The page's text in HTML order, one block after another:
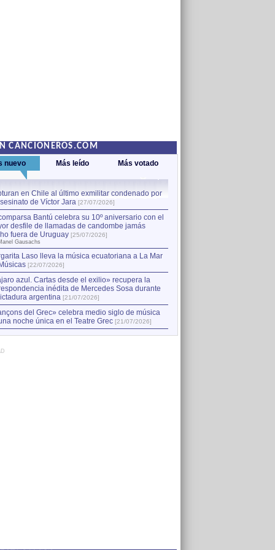
CANCIONEROS.COM
nuevo Más leído Más votado
en Chile al último exmilitar condenado por
de Víctor Jara [27/07/2026]
Bantú celebra su 10º aniversario con el
desfile de llamadas de candombe jamás
fuera de Uruguay [25/07/2026]
Gausachs
Laso lleva la música ecuatoriana a La Mar
[22/07/2026]
azul. Cartas desde el exilio» recupera la
inédita de Mercedes Sosa durante
argentina [21/07/2026]
del Grec» celebra medio siglo de música
noche única en el Teatre Grec [21/07/2026]